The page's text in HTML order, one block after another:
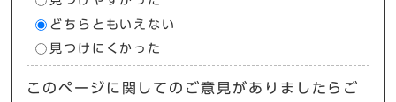
どちらともいえない
見つけにくかった
このページに関してのご意見がありましたらご